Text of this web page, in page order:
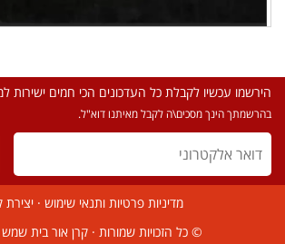
הירשמו עכשיו לקבלת כל העדכונים הכי חמים ישירות
בהרשמתך הינך מסכים\ה לקבל מאיתנו דוא"ל.
מדיניות פרטיות ותנאי שימוש ·
© כל הזכויות שמורות ·קרן אור בית שמש